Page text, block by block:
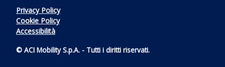
Privacy Policy
Cookie Policy
Accessibilità
© ACI Mobility S.p.A. - Tutti i diritti riservati.